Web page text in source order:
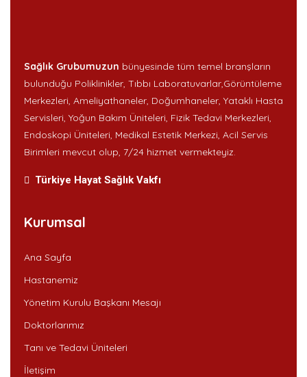
Sağlık Grubumuzun bünyesinde tüm temel branşların
bulunduğu Poliklinikler, Tıbbı Laboratuvarlar,Görüntüleme
Merkezleri, Ameliyathaneler, Doğumhaneler, Yataklı Hasta
Servisleri, Yoğun Bakım Üniteleri, Fizik Tedavi Merkezleri,
Endoskopi Üniteleri, Medikal Estetik Merkezi, Acil Servis
Birimleri mevcut olup, 7/24 hizmet vermekteyiz.
Türkiye Hayat Sağlık Vakfı
Kurumsal
Ana Sayfa
Hastanemiz
Yönetim Kurulu Başkanı Mesajı
Doktorlarımız
Tanı ve Tedavi Üniteleri
İletişim